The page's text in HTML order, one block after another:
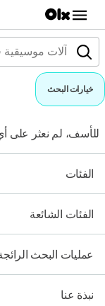
خيارات البحث
للأسف، لم نعثر
الفئات
الفئات الشائعة
عمليات البحث
نبذة عنا